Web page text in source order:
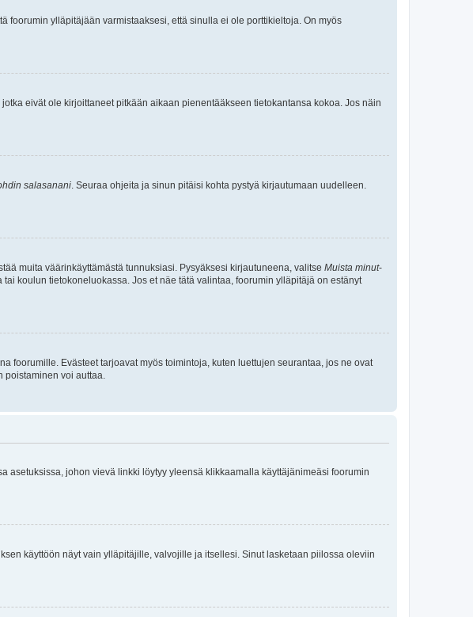
foorumin ylläpitäjään varmistaaksesi, että sinulla ei ole porttikieltoja. On myös
eivät ole kirjoittaneet pitkään aikaan pienentääkseen tietokantansa kokoa. Jos näin
salasanani . Seuraa ohjeita ja sinun pitäisi kohta pystyä kirjautumaan uudelleen.
muita väärinkäyttämästä tunnuksiasi. Pysyäksesi kirjautuneena, valitse Muista minut-
koulun tietokoneluokassa. Jos et näe tätä valintaa, foorumin ylläpitäjä on estänyt
foorumille. Evästeet tarjoavat myös toimintoja, kuten luettujen seurantaa, jos ne ovat
voi auttaa.
asetuksissa, johon vievä linkki löytyy yleensä klikkaamalla käyttäjänimeäsi foorumin
käyttöön näyt vain ylläpitäjille, valvojille ja itsellesi. Sinut lasketaan piilossa oleviin